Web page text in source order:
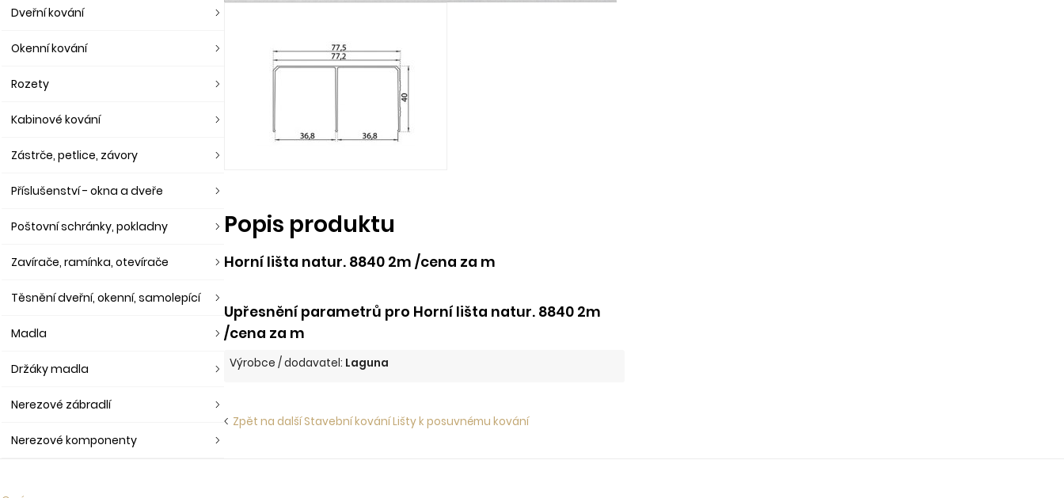
Popis produktu
Horní lišta natur. 8840 2m /cena za m
Upřesnění parametrů pro Horní lišta natur. 8840 2m
/cena za m
Výrobce / dodavatel: Laguna
Zpět na další Stavební kování Lišty k posuvnému kování
Dveřní kování
Okenní kování
Rozety
Kabinové kování
Zástrče, petlice, závory
Příslušenství - okna a dveře
Poštovní schránky, pokladny
Zavírače, ramínka, otevírače
Těsnění dveřní, okenní, samolepící
Madla
Držáky madla
Nerezové zábradlí
Nerezové komponenty